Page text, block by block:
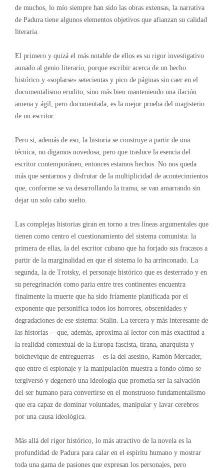
de muchos, lo mío siempre han sido las obras extensas, la narrativa
de Padura tiene algunos elementos objetivos que afianzan su calidad
literaria.
El primero y quizá el más notable de ellos es su rigor investigativo
aunado al genio literario, porque escribir acerca de un hecho
histórico y «soplarse» setecientas y pico de páginas sin caer en el
documentalismo erudito, sino más bien manteniendo una ilación
amena y ágil, pero documentada, es la mejor prueba del magisterio
de un escritor.
Pero si, además de eso, la historia se construye a partir de una
técnica, no digamos novedosa, pero que trasluce la esencia del
escritor contemporáneo, entonces estamos hechos. No nos queda
más que sentarnos y disfrutar de la multiplicidad de acontecimientos
que, conforme se va desarrollando la trama, se van amarrando sin
dejar un solo cabo suelto.
Las complejas historias giran en torno a tres líneas argumentales que
tienen como centro el cuestionamiento del sistema comunista: la
primera de ellas, la del escritor cubano que ha forjado sus fracasos a
partir de la marginalidad en que el sistema lo ha arrinconado. La
segunda, la de Trotsky, el personaje histórico que es desterrado y en
su peregrinación como paria entre tres continentes encuentra
finalmente la muerte que ha sido fríamente planificada por el
exponente que personifica todos los horrores, obscenidades y
degradaciones de ese sistema: Stalin. La tercera y más interesante de
las historias ―que, además, aproxima al lector con más exactitud a
la realidad contextual de la Europa fascista, tirana, anarquista y
bolchevique de entreguerras― es la del asesino, Ramón Mercader,
que entre el espionaje y la manipulación muestra a fondo cómo se
tergiversó y degeneró una ideología que prometía ser la salvación
del ser humano para convertirse en el monstruoso fundamentalismo
que era capaz de dominar voluntades, manipular y lavar cerebros
por una causa ideológica.
Más allá del rigor histórico, lo más atractivo de la novela es la
profundidad de Padura para calar en el espíritu humano y mostrar
toda una gama de pasiones que expresan los personajes, pero